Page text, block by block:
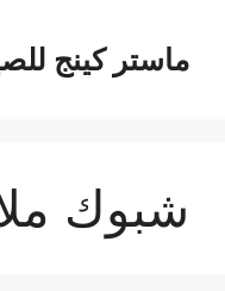
المحتوىماستر كينج
شبوك